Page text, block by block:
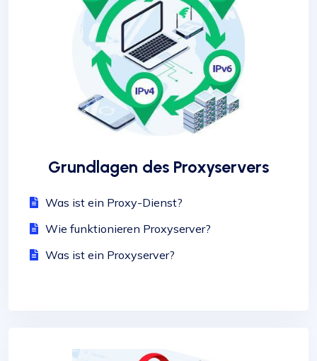
Grundlagen des Proxyservers
Was ist ein Proxy-Dienst?
Wie funktionieren Proxyserver?
Was ist ein Proxyserver?